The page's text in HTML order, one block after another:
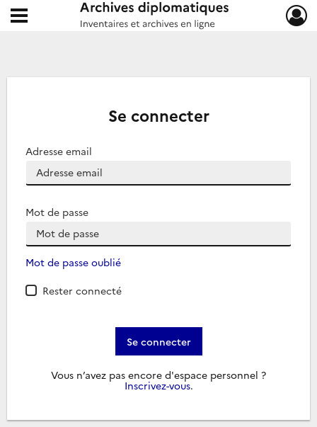
Archives diplomatiques
Ouvrir le menu déroulant
Se connecter
Adresse email
Mot de passe
Mot de passe oublié
Rester connecté
Se connecter
Vous n’avez pas encore d'espace personnel ?
Inscrivez-vous.